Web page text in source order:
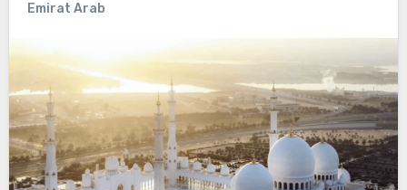
Emirat Arab